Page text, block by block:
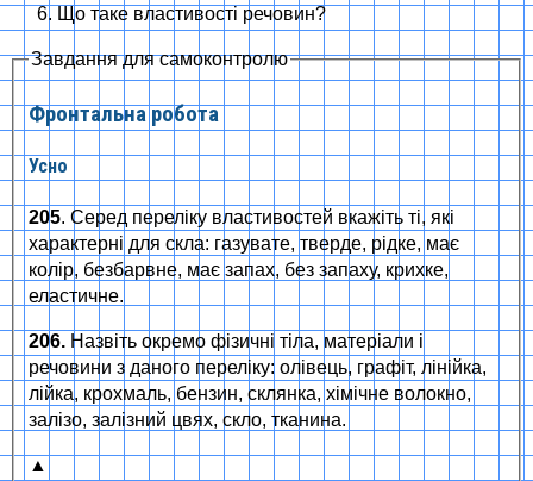
Що таке властивості речовин?
Завдання для самоконтролю
Фронтальна робота
Усно
205. Серед переліку властивостей вкажіть ті, які
характерні для скла: газувате, тверде, рідке, має
колір, безбарвне, має запах, без запаху, крихке,
еластичне.
206. Назвіть окремо фізичні тіла, матеріали і
речовини з даного переліку: олівець, графіт, лінійка,
лійка, крохмаль, бензин, склянка, хімічне волокно,
залізо, залізний цвях, скло, тканина.
▲